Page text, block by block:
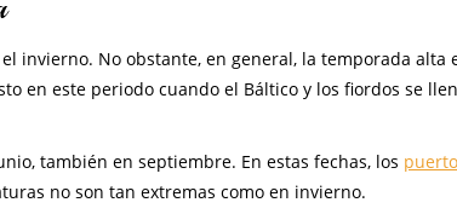
invierno. No obstante, en general, la temporada alta
en este periodo cuando el Báltico y los fiordos se
también en septiembre. En estas fechas, los
no son tan extremas como en invierno.